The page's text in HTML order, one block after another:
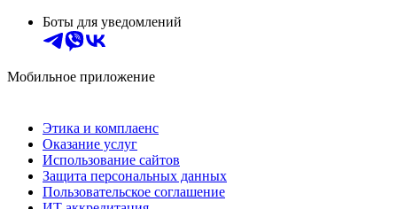
Боты для уведомлений
Мобильное приложение
Этика и комплаенс
Оказание услуг
Использование сайтов
Защита персональных данных
Пользовательское соглашение